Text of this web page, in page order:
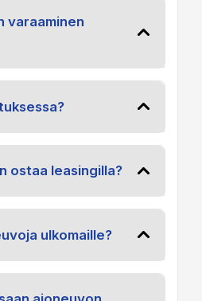
varaaminen
ostaa leasingilla?
ulkomaille?